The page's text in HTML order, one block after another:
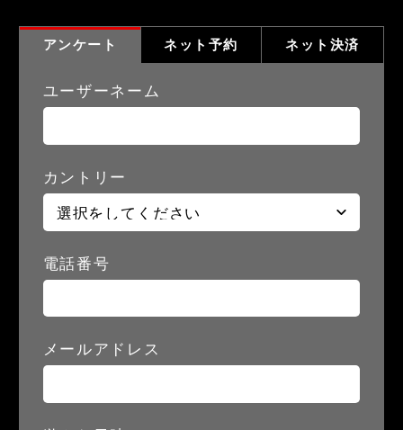
アンケート ネット予約 ネット決済
ユーザーネーム
カントリー
電話番号
メールアドレス